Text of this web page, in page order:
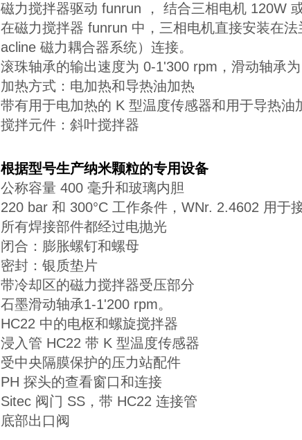
磁力搅拌器驱动 funrun ， 结合三相电机 120W
在磁力搅拌器 funrun 中，三相电机直接安装在
acline 磁力耦合器系统）连接。
滚珠轴承的输出速度为 0-1'300 rpm，滑动轴承为
加热方式：电加热和导热油加热
带有用于电加热的 K 型温度传感器和用于导热油
搅拌元件：斜叶搅拌器
根据型号生产纳米颗粒的专用设备
公称容量 400 毫升和玻璃内胆
220 bar 和 300°C 工作条件，WNr. 2.4602 用于
所有焊接部件都经过电抛光
闭合：膨胀螺钉和螺母
密封：银质垫片
带冷却区的磁力搅拌器受压部分
石墨滑动轴承1-1'200 rpm。
HC22 中的电枢和螺旋搅拌器
浸入管 HC22 带 K 型温度传感器
受中央隔膜保护的压力站配件
PH 探头的查看窗口和连接
Sitec 阀门 SS，带 HC22 连接管
底部出口阀